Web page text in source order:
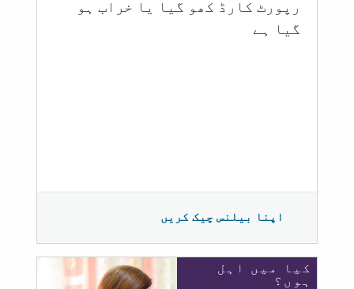
رپورٹ کارڈ کھو گیا یا خراب ہو
گيا ہے
اپنا بیلنس چیک کریں
کیا میں اہل
ہوں؟